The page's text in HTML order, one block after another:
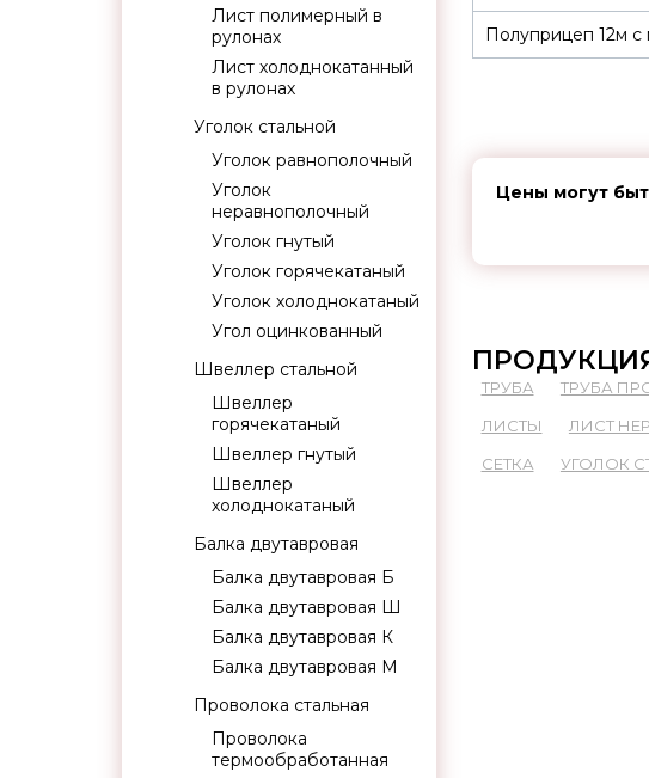
Лист полимерный в
рулонах
Лист холоднокатанный
в рулонах
Уголок стальной
Уголок равнополочный
Уголок
неравнополочный
Уголок гнутый
Уголок горячекатаный
Уголок холоднокатаный
Угол оцинкованный
Швеллер стальной
Швеллер
горячекатаный
Швеллер гнутый
Швеллер
холоднокатаный
Балка двутавровая
Балка двутавровая Б
Балка двутавровая Ш
Балка двутавровая К
Балка двутавровая М
Проволока стальная
Проволока
термообработанная
Полуприцеп 12м с
Цены могут
ТРУБА ТРУБА
ЛИСТЫ
ЛИСТ
СЕТКА
УГОЛОК